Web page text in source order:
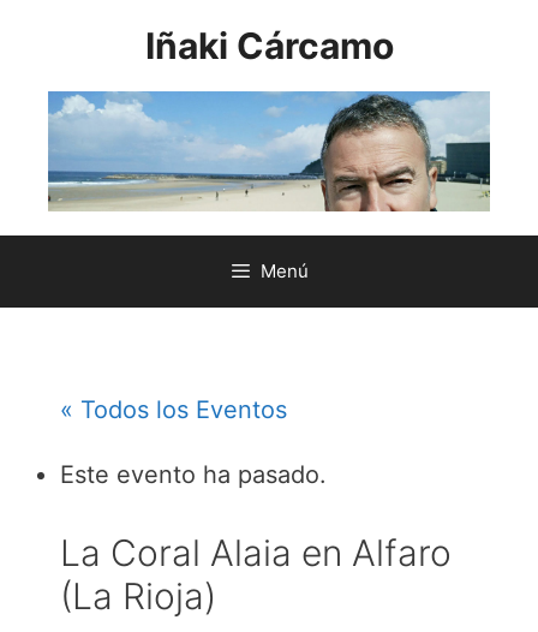
contenido
Iñaki Cárcamo
Menú
« Todos los Eventos
Este evento ha pasado.
La Coral Alaia en Alfaro
(La Rioja)